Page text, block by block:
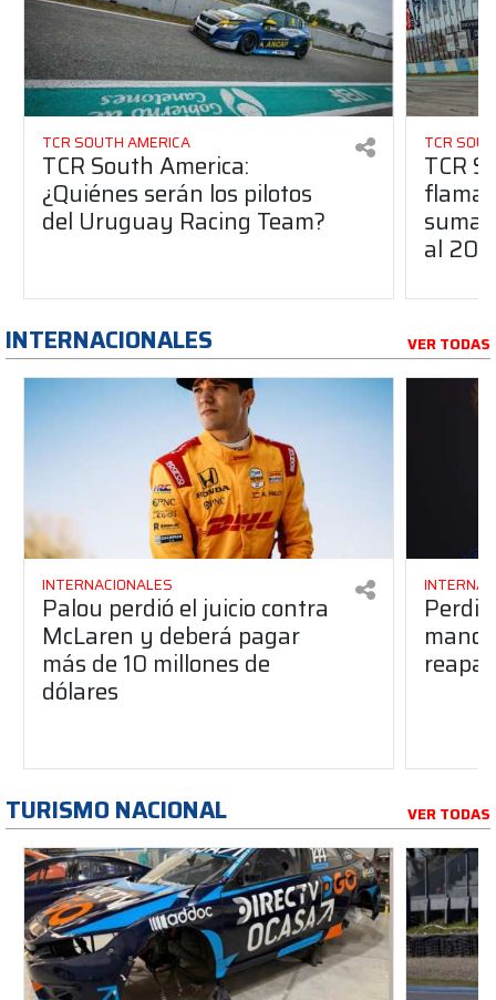
TCR SOUTH AMERICA
TCR South America:
¿Quiénes serán los pilotos
del Uruguay Racing Team?
TCR
TCR
suma
al
INTERNACIONALES VER TODAS
INTERNACIONALES
Palou perdió el juicio contra
McLaren y deberá pagar
más de 10 millones de
dólares
TURISMO NACIONAL VER TODAS